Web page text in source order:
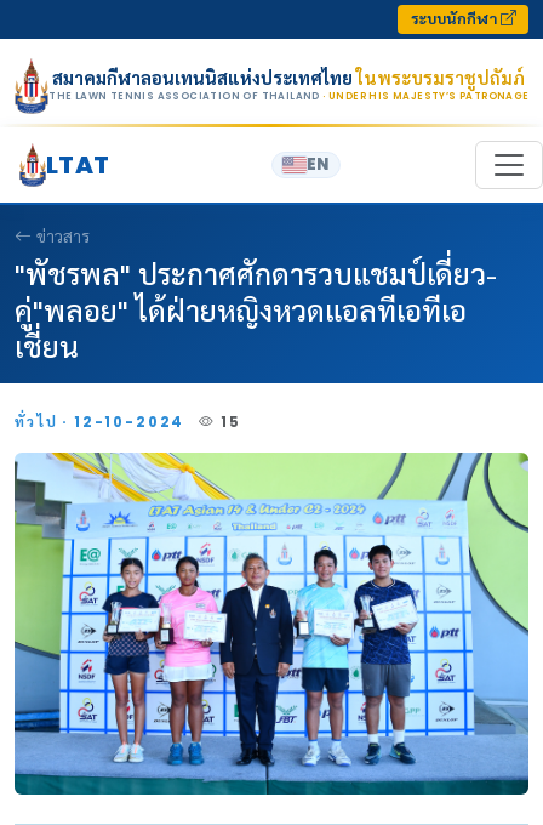
ระบบนักกีฬา
สมาคมกีฬาลอนเทนนิสแห่งประเทศไทยในพระบรมราชูปถัมภ์
THE LAWN TENNIS ASSOCIATION OF THAILAND · UNDER HIS MAJESTY’S PATRONAGE
LTAT EN
ข่าวสาร
"พัชรพล" ประกาศศักดารวบแชมป์เดี่ยว-
คู่"พลอย" ได้ฝ่ายหญิงหวดแอลทีเอทีเอ
เชี่ยน
ทั่วไป · 12-10-2024 15